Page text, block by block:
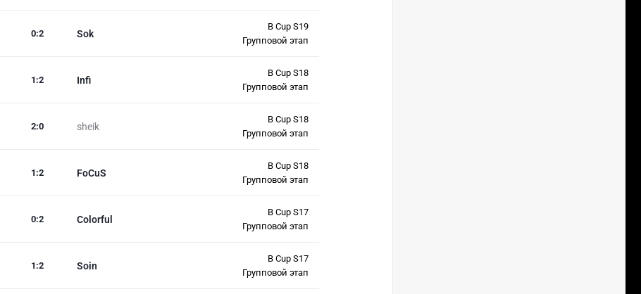
Sok
0:2
B Cup S19
Групповой этап
Infi
1 :2
B Cup S18
Групповой этап
sheik
2:0
B Cup S18
Групповой этап
FoCuS
1 :2
B Cup S18
Групповой этап
Colorful
0:2
B Cup S17
Групповой этап
Soin
1 :2
B Cup S17
Групповой этап